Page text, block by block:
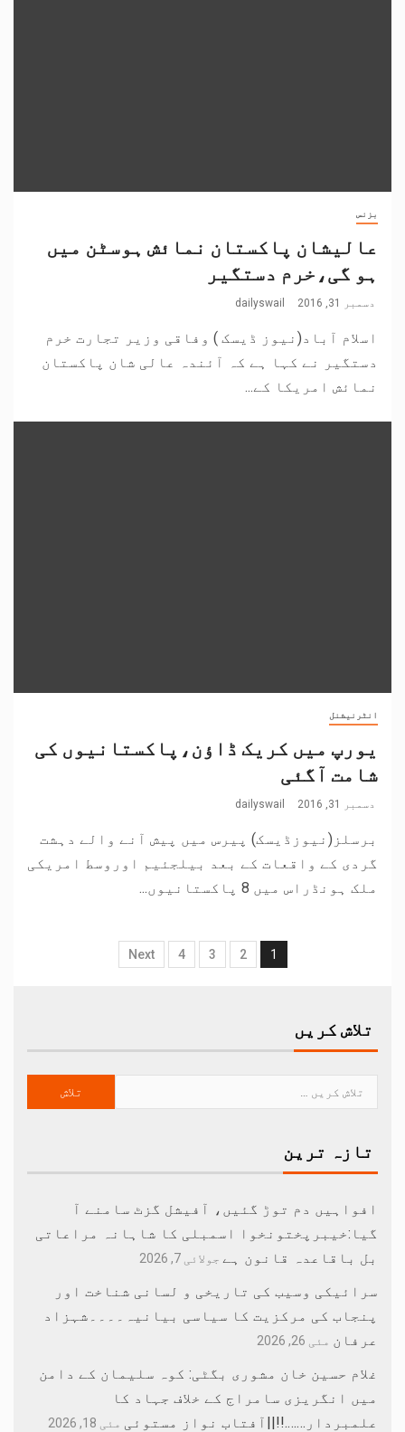
بزنس
عالیشان پاکستان نمائش ہوسٹن میں
ہو گی،خرم دستگیر
دسمبر 31, 2016 dailyswail
اسلام آباد(نیوز ڈیسک ) وفاقی وزیر تجارت خرم
دستگیر نے کہا ہے کہ آئندہ عالی شان پاکستان
نمائش امریکا کے...
انٹرنیشنل
یورپ میں کریک ڈاﺅن،پاکستانیوں کی
شامت آگئی
دسمبر 31, 2016 dailyswail
برسلز(نیوزڈیسک) پیرس میں پیش آنے والے دہشت
گردی کے واقعات کے بعد بیلجئیم اوروسط امریکی
ملک ہونڈراس میں 8 پاکستانیوں...
1
2
3
4
Next
تلاش کریں
تازہ ترین
افواہیں دم توڑ گئیں، آفیشل گزٹ سامنے آ
گیا:خیبرپختونخوا اسمبلی کا شاہانہ مراعاتی
بل باقاعدہ قانون ہے جولائی 7, 2026
سرائیکی وسیب کی تاریخی و لسانی شناخت اور
پنجاب کی مرکزیت کا سیاسی بیانیہ۔۔۔۔شہزاد
عرفان مئی 26, 2026
غلام حسین خان مشوری بگٹی: کوہ سلیمان کے دامن
میں انگریزی سامراج کے خلاف جہاد کا
علمبردار…….!!||آفتاب نواز مستوئی مئی 18, 2026